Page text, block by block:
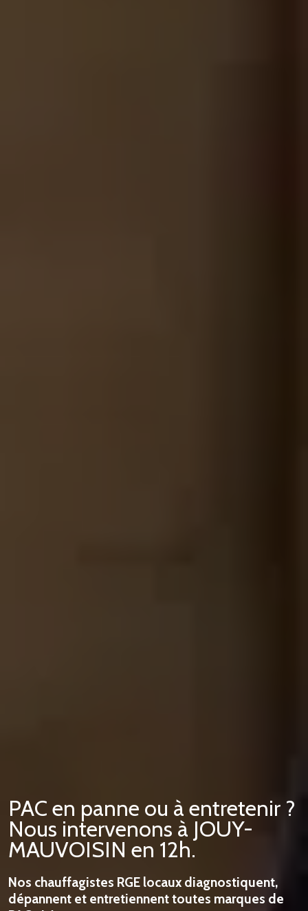
PAC en panne ou à entretenir ?
Nous intervenons à JOUY-
MAUVOISIN en 12h.
Nos chauffagistes RGE locaux diagnostiquent,
dépannent et entretiennent toutes marques de